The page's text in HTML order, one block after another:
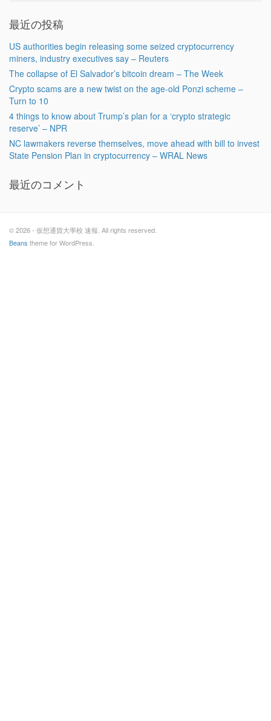
最近の投稿
US authorities begin releasing some seized cryptocurrency
miners, industry executives say – Reuters
The collapse of El Salvador’s bitcoin dream – The Week
Crypto scams are a new twist on the age-old Ponzi scheme –
Turn to 10
4 things to know about Trump’s plan for a ‘crypto strategic
reserve’ – NPR
NC lawmakers reverse themselves, move ahead with bill to invest
State Pension Plan in cryptocurrency – WRAL News
最近のコメント
© 2026 - 仮想通貨大學校 速報. All rights reserved.
Beans theme for WordPress.